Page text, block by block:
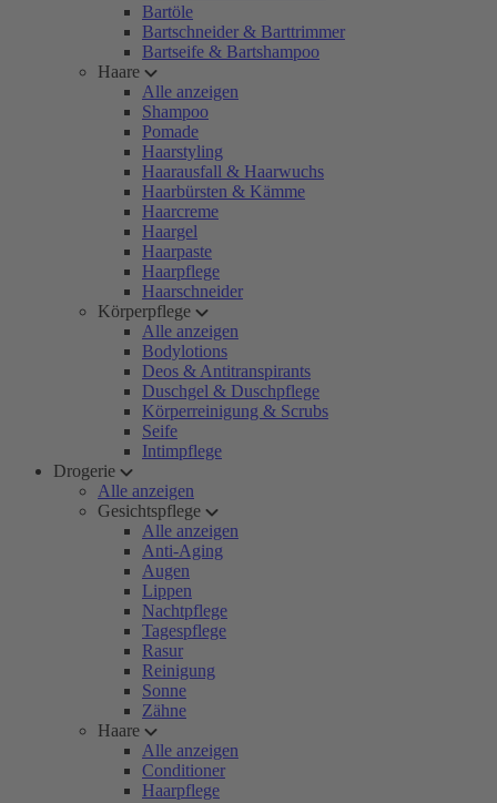
Bartöle
Bartschneider & Barttrimmer
Bartseife & Bartshampoo
Haare
Alle anzeigen
Shampoo
Pomade
Haarstyling
Haarausfall & Haarwuchs
Haarbürsten & Kämme
Haarcreme
Haargel
Haarpaste
Haarpflege
Haarschneider
Körperpflege
Alle anzeigen
Bodylotions
Deos & Antitranspirants
Duschgel & Duschpflege
Körperreinigung & Scrubs
Seife
Intimpflege
Drogerie
Alle anzeigen
Gesichtspflege
Alle anzeigen
Anti-Aging
Augen
Lippen
Nachtpflege
Tagespflege
Rasur
Reinigung
Sonne
Zähne
Haare
Alle anzeigen
Conditioner
Haarpflege